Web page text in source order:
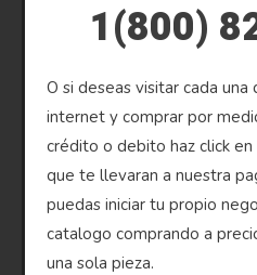
1(800)
O si deseas visitar cada una
internet y comprar por
crédito o debito haz click
que te llevaran a nuestra
puedas iniciar tu propio
catalogo comprando a
una sola pieza.